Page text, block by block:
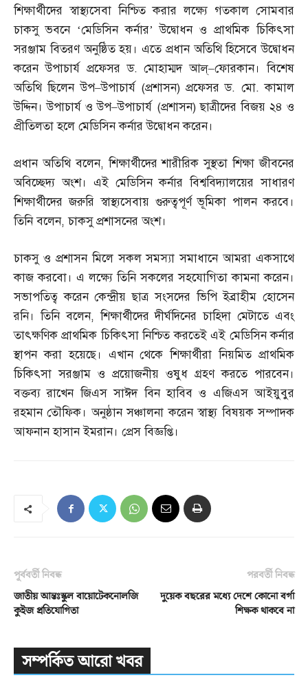
শিক্ষার্থীদের স্বাস্থ্যসেবা নিশ্চিত করার লক্ষ্যে গতকাল সোমবার
চাকসু ভবনে ‘মেডিসিন কর্নার’ উদ্বোধন ও প্রাথমিক চিকিৎসা
সরঞ্জাম বিতরণ অনুষ্ঠিত হয়। এতে প্রধান অতিথি হিসেবে উদ্বোধন
করেন উপাচার্য প্রফেসর ড.মোহাম্মদ আল্‌–ফোরকান। বিশেষ
অতিথি ছিলেন উপ–উপাচার্য (প্রশাসন)প্রফেসর ড. মো.কামাল
উদ্দিন। উপাচার্য ও উপ–উপাচার্য (প্রশাসন)ছাত্রীদের বিজয় ২৪ ও
প্রীতিলতা হলে মেডিসিন কর্নার উদ্বোধন করেন।
প্রধান অতিথি বলেন,শিক্ষার্থীদের শারীরিক সুস্থতা শিক্ষা জীবনের
অবিচ্ছেদ্য অংশ। এই মেডিসিন কর্নার বিশ্ববিদ্যালয়ের সাধারণ
শিক্ষার্থীদের জরুরি স্বাস্থ্যসেবায় গুরুত্বপূর্ণ ভূমিকা পালন করবে।
তিনি বলেন,চাকসু প্রশাসনের অংশ।
চাকসু ও প্রশাসন মিলে সকল সমস্যা সমাধানে আমরা একসাথে
কাজ করবো। এ লক্ষ্যে তিনি সকলের সহযোগিতা কামনা করেন।
সভাপতিত্ব করেন কেন্দ্রীয় ছাত্র সংসদের ভিপি ইব্রাহীম হোসেন
রনি। তিনি বলেন,শিক্ষার্থীদের দীর্ঘদিনের চাহিদা মেটাতে এবং
তাৎক্ষণিক প্রাথমিক চিকিৎসা নিশ্চিত করতেই এই মেডিসিন কর্নার
স্থাপন করা হয়েছে। এখান থেকে শিক্ষার্থীরা নিয়মিত প্রাথমিক
চিকিৎসা সরঞ্জাম ও প্রয়োজনীয় ওষুধ গ্রহণ করতে পারবেন।
বক্তব্য রাখেন জিএস সাঈদ বিন হাবিব ও এজিএস আইয়ুবুর
রহমান তৌফিক। অনুষ্ঠান সঞ্চালনা করেন স্বাস্থ্য বিষয়ক সম্পাদক
আফনান হাসান ইমরান। প্রেস বিজ্ঞপ্তি।
পূর্ববর্তী নিবন্ধ
জাতীয় আন্তঃস্কুল বায়োটেকনোলজি
কুইজ প্রতিযোগিতা
পরবর্তী নিবন্ধ
দুয়েক বছরের মধ্যে দেশে কোনো বর্গা
শিক্ষক থাকবে না
সম্পর্কিত আরো খবর